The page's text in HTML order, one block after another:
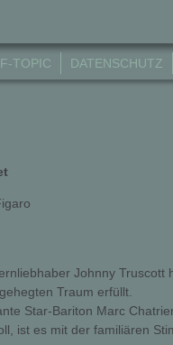
TOPIC DATENSCHUTZ
Johnny Truscott
Traum erfüllt.
Star-Bariton Marc
ist es mit der familiären